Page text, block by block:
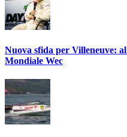
Nuova sfida per Villeneuve:
Mondiale Wec